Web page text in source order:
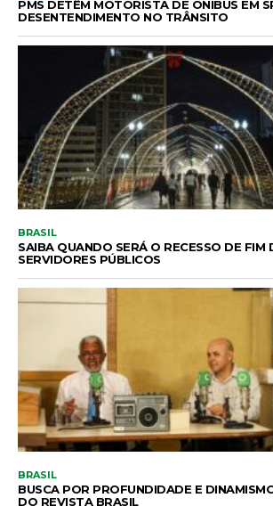
PMS DETÊM MOTORISTA DE ÔNIBUS EM
DESENTENDIMENTO NO TRÂNSITO
BRASIL
SAIBA QUANDO SERÁ O RECESSO DE FIM
SERVIDORES PÚBLICOS
BRASIL
BUSCA POR PROFUNDIDADE E
DO REVISTA BRASIL